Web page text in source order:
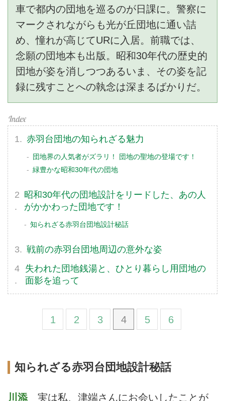
車で都内の団地を巡るのが日課に。警察に
マークされながらも光が丘団地に通い詰
め、憧れが高じてURに入居。前職では、
念願の団地本も出版。昭和30年代の歴史的
団地が姿を消しつつあるいま、その姿を記
録に残すことへの執念は深まるばかりだ。
赤羽台団地の知られざる魅力
団地界の人気者がズラリ！ 団地の聖地の登場です！
緑豊かな昭和30年代の団地
昭和30年代の団地設計をリードした、あの人
がかかわった団地です！
知られざる赤羽台団地設計秘話
戦前の赤羽台団地周辺の意外な姿
失われた団地銭湯と、ひとり暮らし用団地の
面影を追って
1 2 3 4 5 6
知られざる赤羽台団地設計秘話
川添 実は私、津端さんにお会いしたことが